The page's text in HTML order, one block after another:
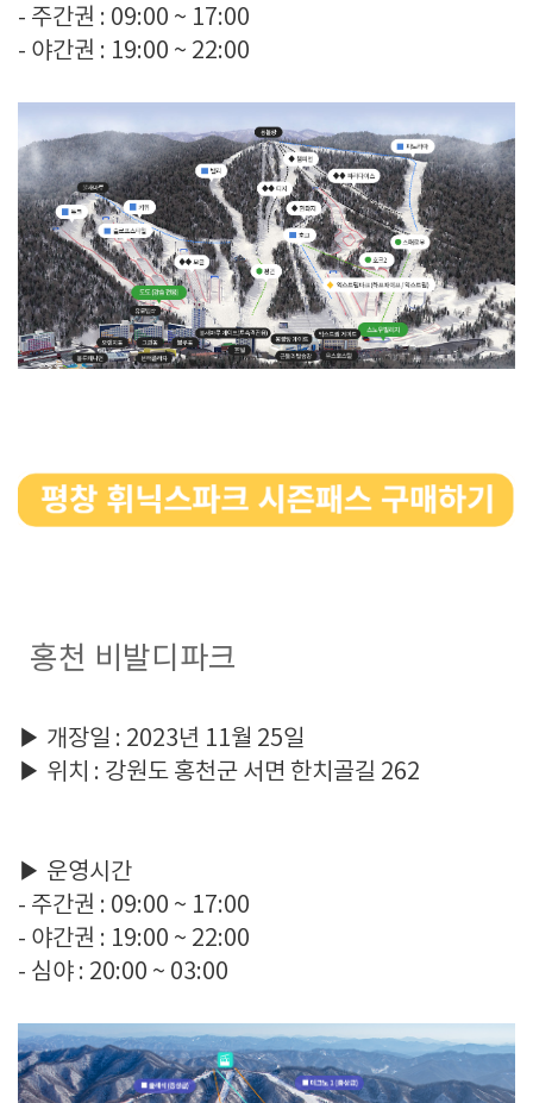
- 주간권 : 09:00 ~ 17:00
- 야간권 : 19:00 ~ 22:00
홍천 비발디파크
▶ 개장일 : 2023년 11월 25일
▶ 위치 : 강원도 홍천군 서면 한치골길 262
▶ 운영시간
- 주간권 : 09:00 ~ 17:00
- 야간권 : 19:00 ~ 22:00
- 심야 : 20:00 ~ 03:00